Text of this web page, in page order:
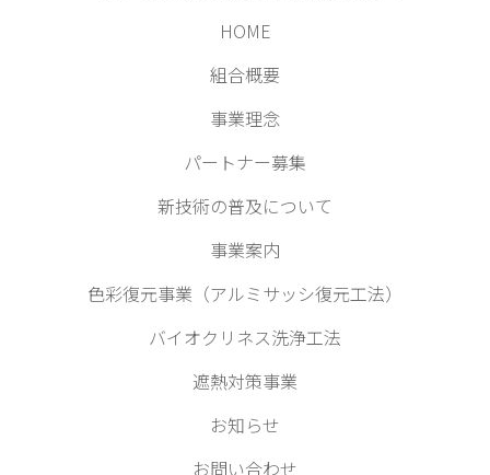
HOME
組合概要
事業理念
パートナー募集
新技術の普及について
事業案内
色彩復元事業（アルミサッシ復元工法）
バイオクリネス洗浄工法
遮熱対策事業
お知らせ
お問い合わせ